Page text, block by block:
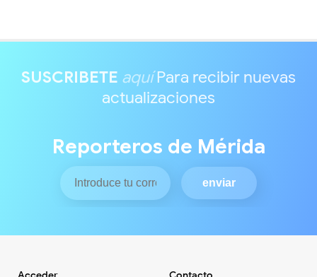
SUSCRIBETE aquíPara recibir nuevas
actualizaciones
Reporteros de Mérida